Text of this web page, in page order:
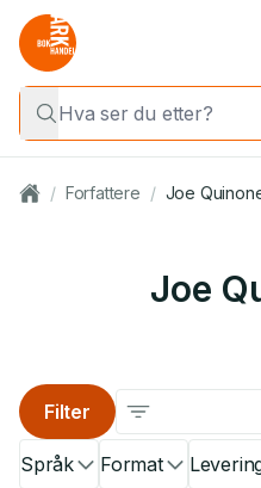
/ Forfattere / Joe
Joe
Språk Format
Filter